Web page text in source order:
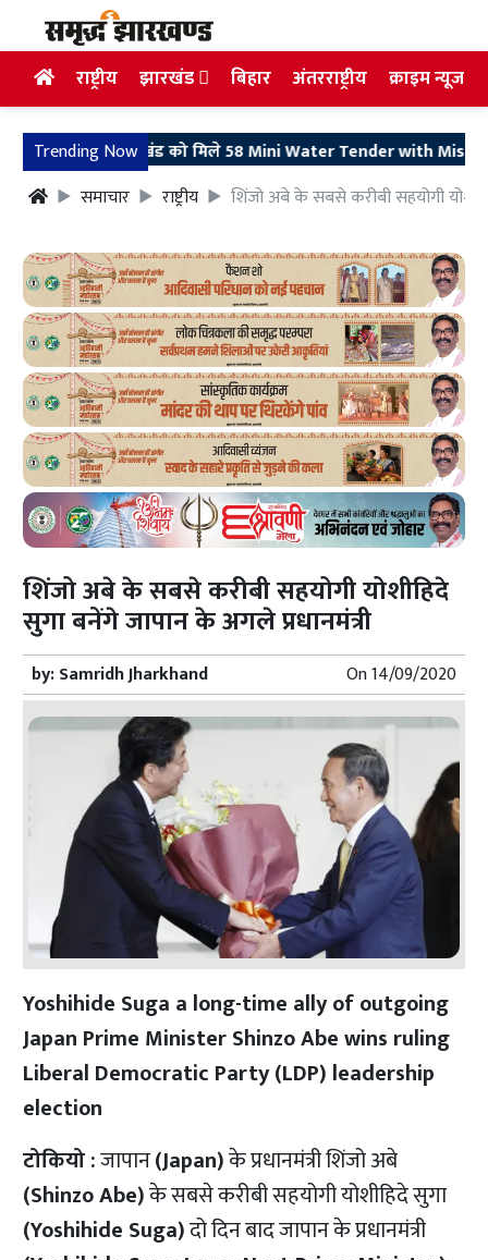
राष्ट्रीय झारखंड बिहार अंतरराष्ट्रीय क्राइम न्यूज
Trending Now
झारखंड को मिले 58 Mini Water Tender with Mist
समाचार
राष्ट्रीय शिंजो अबे के सबसे करीबी सहयोगी
शिंजो अबे के सबसे करीबी सहयोगी योशीहिदे
सुगा बनेंगे जापान के अगले प्रधानमंत्री
by:Samridh Jharkhand On14/09/2020
Yoshihide Suga a long-time ally of outgoing
Japan Prime Minister Shinzo Abe wins ruling
Liberal Democratic Party (LDP) leadership
election
टोकियो :जापान(Japan)के प्रधानमंत्री शिंजो अबे
(Shinzo Abe)के सबसे करीबी सहयोगी योशीहिदे सुगा
(Yoshihide Suga)दो दिन बाद जापान के प्रधानमंत्री